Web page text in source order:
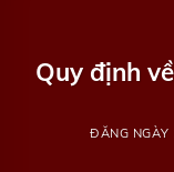
Quy định
ĐĂNG NGÀY